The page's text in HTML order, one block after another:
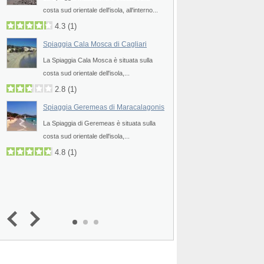
costa sud orientale dell'isola, all'interno...
4.3 (1)
Spiaggia Cala Mosca di Cagliari
La Spiaggia Cala Mosca è situata sulla
costa sud orientale dell'isola,...
2.8 (1)
Spiaggia Geremeas di Maracalagonis
La Spiaggia di Geremeas è situata sulla
costa sud orientale dell'isola,...
4.8 (1)